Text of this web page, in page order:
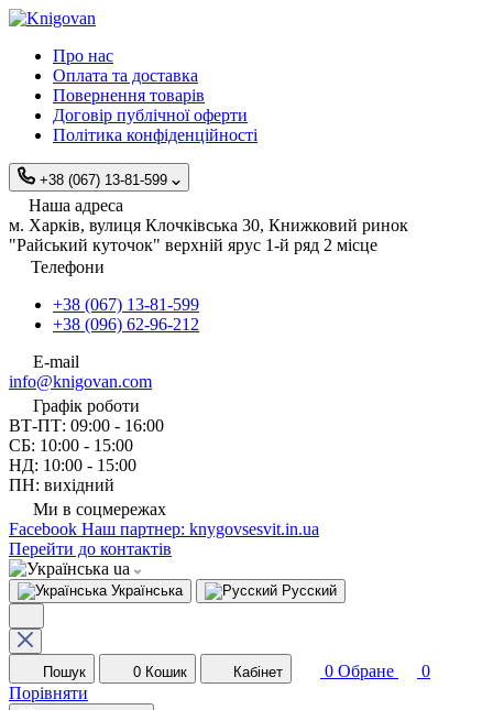
Про нас
Оплата та доставка
Повернення товарів
Договір публічної оферти
Політика конфіденційності
+38 (067) 13-81-599
Наша адреса
м. Харків, вулиця Клочківська 30, Книжковий ринок
"Райський куточок" верхній ярус 1-й ряд 2 місце
Телефони
+38 (067) 13-81-599
+38 (096) 62-96-212
E-mail
info@knigovan.com
Графік роботи
ВТ-ПТ: 09:00 - 16:00
СБ: 10:00 - 15:00
НД: 10:00 - 15:00
ПН: вихідний
Ми в соцмережах
Facebook Наш партнер: knygovsesvit.in.ua
Перейти до контактів
ua
Українська Русский
Пошук 0 Кошик Кабінет 0 Обране
0
Порівняти